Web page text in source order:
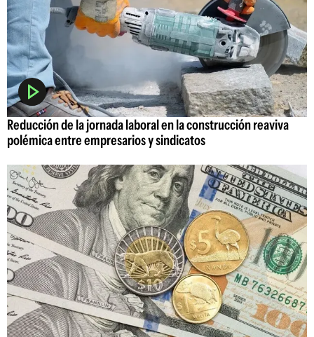
Reducción de la jornada laboral en la construcción reaviva
polémica entre empresarios y sindicatos